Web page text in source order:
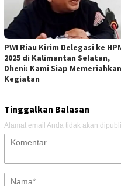
PWI Riau Kirim Delegasi ke
2025 di Kalimantan Selatan,
Dheni: Kami Siap Memeriahkan
Kegiatan
Tinggalkan Balasan
Alamat email Anda tidak akan